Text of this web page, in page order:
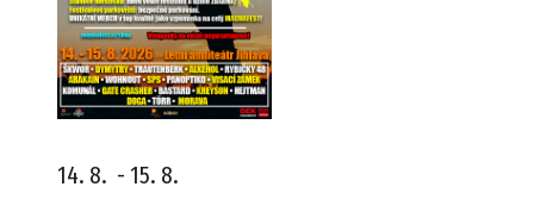
14. 8. - 15. 8.